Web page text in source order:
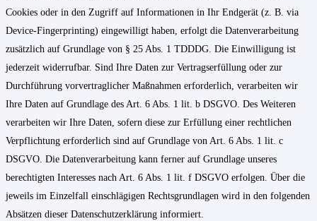
Cookies oder in den Zugriff auf Informationen in Ihr Endgerät (z. B. via
Device-Fingerprinting) eingewilligt haben, erfolgt die Datenverarbeitung
zusätzlich auf Grundlage von § 25 Abs. 1 TDDDG. Die Einwilligung ist
jederzeit widerrufbar. Sind Ihre Daten zur Vertragserfüllung oder zur
Durchführung vorvertraglicher Maßnahmen erforderlich, verarbeiten wir
Ihre Daten auf Grundlage des Art. 6 Abs. 1 lit. b DSGVO. Des Weiteren
verarbeiten wir Ihre Daten, sofern diese zur Erfüllung einer rechtlichen
Verpflichtung erforderlich sind auf Grundlage von Art. 6 Abs. 1 lit. c
DSGVO. Die Datenverarbeitung kann ferner auf Grundlage unseres
berechtigten Interesses nach Art. 6 Abs. 1 lit. f DSGVO erfolgen. Über die
jeweils im Einzelfall einschlägigen Rechtsgrundlagen wird in den folgenden
Absätzen dieser Datenschutzerklärung informiert.